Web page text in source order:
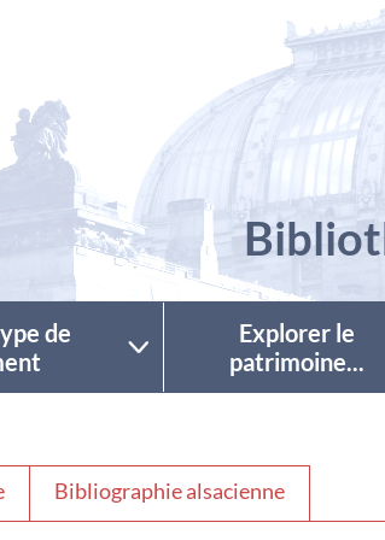
de
Explorer le
patrimoine...
Bibliographie alsacienne